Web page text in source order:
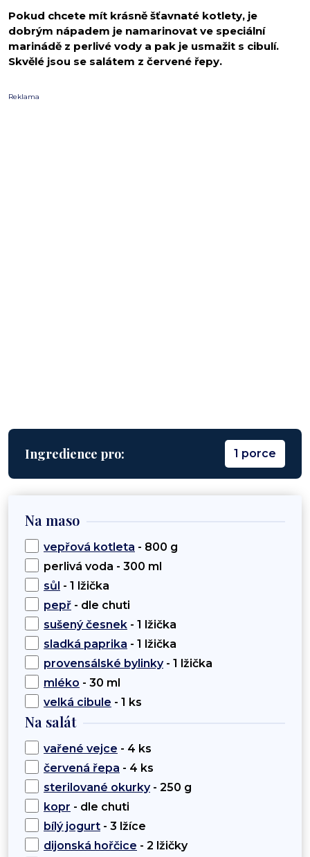
Pokud chcete mít krásně šťavnaté kotlety, je
dobrým nápadem je namarinovat ve speciální
marinádě z perlivé vody a pak je usmažit s cibulí.
Skvělé jsou se salátem z červené řepy.
Reklama
Ingredience pro: 1 porce
Na maso
vepřová kotleta - 800 g
perlivá voda - 300 ml
sůl - 1 lžička
pepř - dle chuti
sušený česnek - 1 lžička
sladká paprika - 1 lžička
provensálské bylinky- 1 lžička
mléko - 30 ml
velká cibule - 1 ks
Na salát
vařené vejce - 4 ks
červená řepa - 4 ks
sterilované okurky- 250 g
kopr - dle chuti
bílý jogurt - 3 lžíce
dijonská hořčice - 2 lžičky